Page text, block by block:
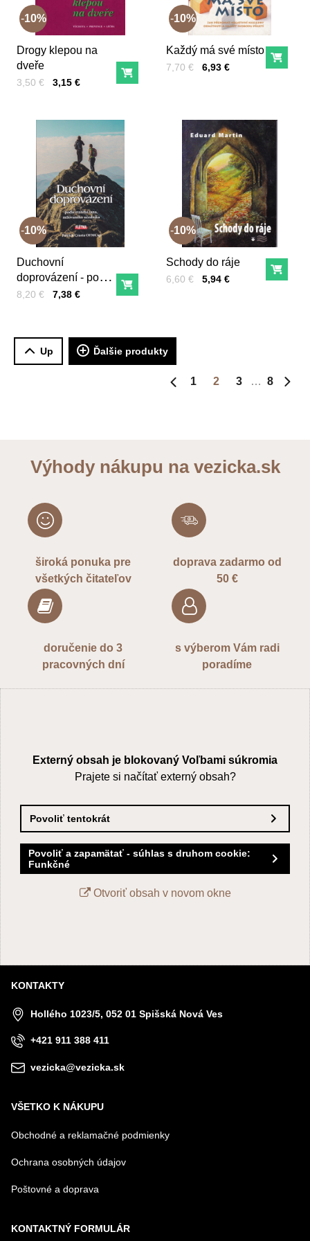
Drogy klepou na
dveře
Cena s DPH
3,15 €
Pred zľavou:
3,50 € Do košíka
10%
Každý má své místo
Cena s DPH
6,93 €
Pred zľavou:
7,70 € Do
10%
Duchovní
doprovázení - podle
svatého Jána,
Cena s DPH
7,38 €
Pred zľavou:
8,20 € Do košíka
10%
Schody do ráje
Cena s DPH
5,94 €
Pred zľavou:
6,60 € Do
10%
Up Ďalšie produkty
1 2 3
8
Výhody nákupu na vezicka.sk
široká ponuka pre
všetkých čitateľov
doprava zadarmo od
50 €
doručenie do 3
pracovných dní
s výberom Vám radi
poradíme
Externý obsah je blokovaný Voľbami súkromia
Prajete si načítať externý obsah?
Povoliť tentokrát
Povoliť a zapamätať - súhlas s druhom cookie:
Funkčné
Otvoriť obsah v novom okne
KONTAKTY
Hollého 1023/5, 052 01 Spišská Nová Ves
+421 911 388 411
vezicka@vezicka.sk
VŠETKO K NÁKUPU
Obchodné a reklamačné podmienky
Ochrana osobných údajov
Poštovné a doprava
KONTAKTNÝ FORMULÁR